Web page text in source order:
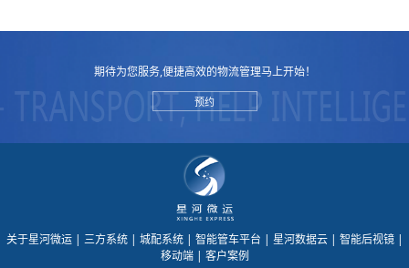
期待为您服务,便捷高效的物流管理马上开始！
预约
关于星河微运 | 三方系统 | 城配系统 | 智能管车平台 | 星河数据云 | 智能后视镜 |
移动端 | 客户案例